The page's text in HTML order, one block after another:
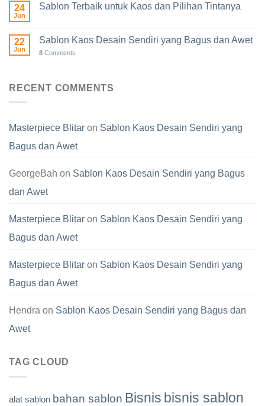
24
Jun
Sablon Terbaik untuk Kaos dan Pilihan Tintanya
22
Jun
Sablon Kaos Desain Sendiri yang Bagus dan Awet
8 Comments
RECENT COMMENTS
Masterpiece Blitar on Sablon Kaos Desain Sendiri yang
Bagus dan Awet
GeorgeBah on Sablon Kaos Desain Sendiri yang Bagus
dan Awet
Masterpiece Blitar on Sablon Kaos Desain Sendiri yang
Bagus dan Awet
Masterpiece Blitar on Sablon Kaos Desain Sendiri yang
Bagus dan Awet
Hendra on Sablon Kaos Desain Sendiri yang Bagus dan
Awet
TAG CLOUD
alat sablon bahan sablon Bisnis bisnis sablon